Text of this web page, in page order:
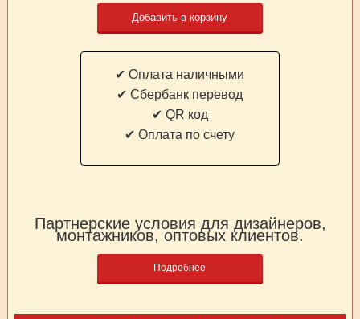
Добавить в корзину
✔ Оплата наличными
✔ Cбербанк перевод
✔ QR код
✔ Оплата по счету
Партнерские условия для дизайнеров,
монтажников, оптовых клиентов.
Подробнее